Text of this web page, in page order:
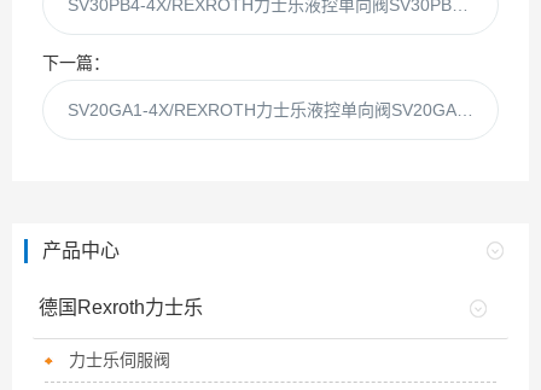
下一篇：
产品中心
德国Rexroth力士乐
力士乐伺服阀